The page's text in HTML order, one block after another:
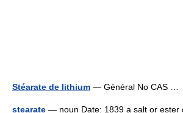
Stéarate de lithium — Général No CAS …
stearate — noun Date: 1839 a salt or